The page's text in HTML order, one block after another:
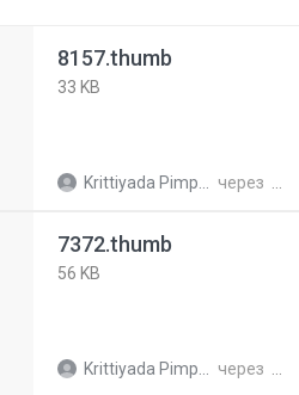
8157.thumb
33 KB
Krittiyada Pimpalai через
7372.thumb
56 KB
Krittiyada Pimpalai через